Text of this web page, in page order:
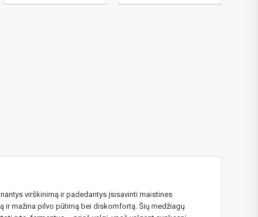
virškinimą ir padedantys įsisavinti maistines
ir mažina pilvo pūtimą bei diskomfortą. Šių medžiagų